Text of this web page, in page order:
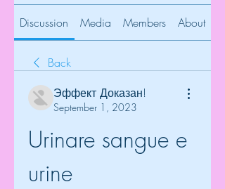
Discussion Media Members About
Back
Эффект Доказан!
September 1, 2023
Urinare sangue e
urine